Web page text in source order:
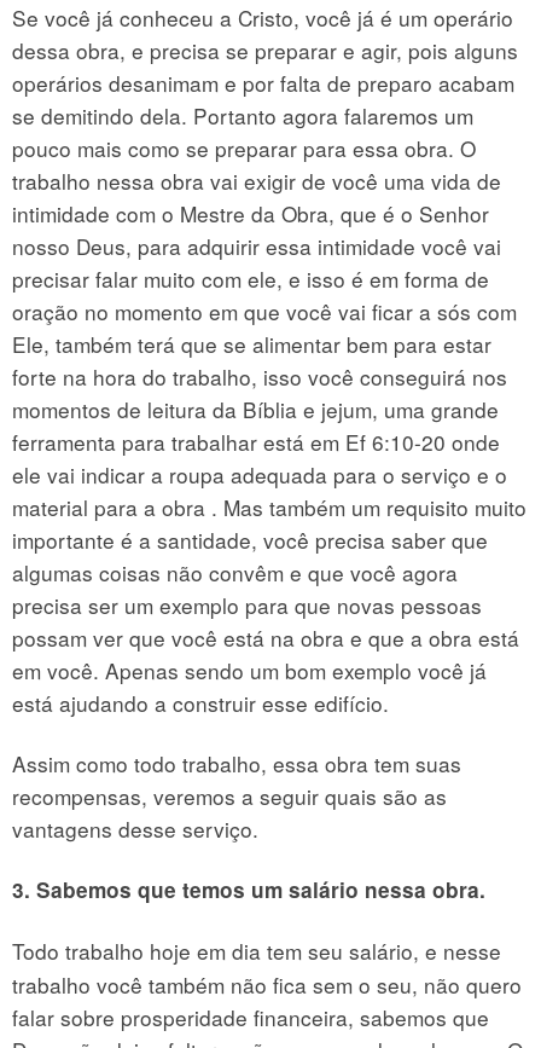
Se você já conheceu a Cristo, você já é um operário
dessa obra, e precisa se preparar e agir, pois alguns
operários desanimam e por falta de preparo acabam
se demitindo dela. Portanto agora falaremos um
pouco mais como se preparar para essa obra. O
trabalho nessa obra vai exigir de você uma vida de
intimidade com o Mestre da Obra, que é o Senhor
nosso Deus, para adquirir essa intimidade você vai
precisar falar muito com ele, e isso é em forma de
oração no momento em que você vai ficar a sós com
Ele, também terá que se alimentar bem para estar
forte na hora do trabalho, isso você conseguirá nos
momentos de leitura da Bíblia e jejum, uma grande
ferramenta para trabalhar está em Ef 6:10-20 onde
ele vai indicar a roupa adequada para o serviço e o
material para a obra . Mas também um requisito muito
importante é a santidade, você precisa saber que
algumas coisas não convêm e que você agora
precisa ser um exemplo para que novas pessoas
possam ver que você está na obra e que a obra está
em você. Apenas sendo um bom exemplo você já
está ajudando a construir esse edifício.
Assim como todo trabalho, essa obra tem suas
recompensas, veremos a seguir quais são as
vantagens desse serviço.
3. Sabemos que temos um salário nessa obra.
Todo trabalho hoje em dia tem seu salário, e nesse
trabalho você também não fica sem o seu, não quero
falar sobre prosperidade financeira, sabemos que